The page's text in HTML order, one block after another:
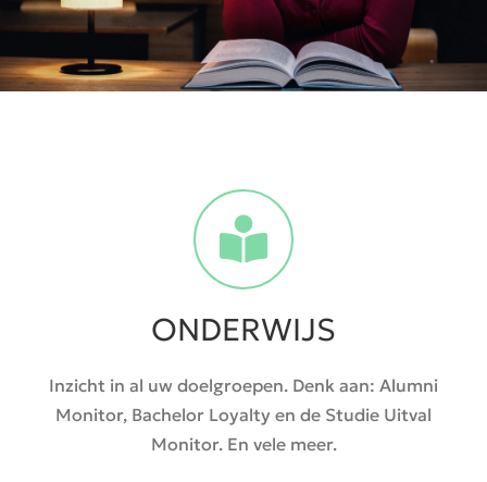
ONDERWIJS
Inzicht in al uw doelgroepen. Denk aan: Alumni
Monitor, Bachelor Loyalty en de Studie Uitval
Monitor. En vele meer.